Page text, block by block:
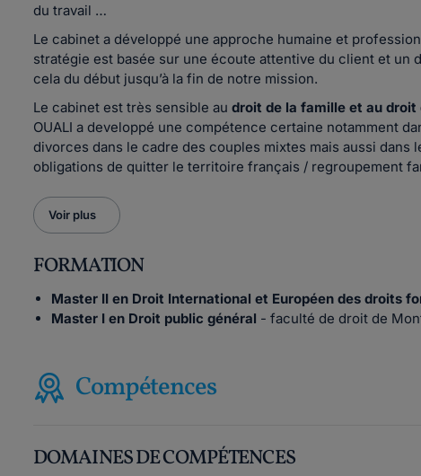
du travail …
Le cabinet a développé une approche humaine et
stratégie est basée sur une écoute attentive du client et un
cela du début jusqu’à la fin de notre mission.
Le cabinet est très sensible au droit de la famille et au droit
OUALI a developpé une compétence certaine notamment
divorces dans le cadre des couples mixtes mais aussi dans
obligations de quitter le territoire français / regroupement
Voir plus
FORMATION
Master II en Droit International et Européen des droits
Master I en Droit public général - faculté de droit de
Compétences
DOMAINES DE COMPÉTENCES